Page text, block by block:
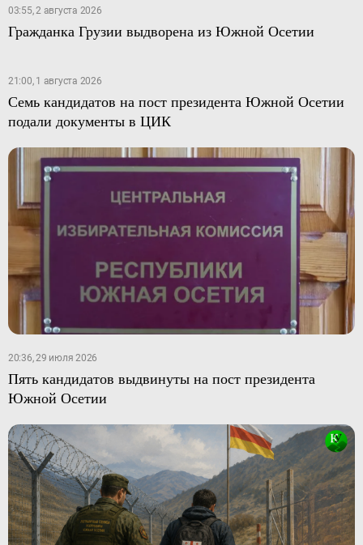
03:55, 2 августа 2026
Гражданка Грузии выдворена из Южной Осетии
21:00, 1 августа 2026
Семь кандидатов на пост президента Южной Осетии
подали документы в ЦИК
20:36, 29 июля 2026
Пять кандидатов выдвинуты на пост президента
Южной Осетии